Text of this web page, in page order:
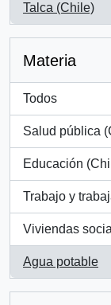
Talca (Chile)
, 1 resultados
Materia
Todos
Salud pública
, 1 resultados
Educación
, 1 resultados
Trabajo y
, 1 resultados
Viviendas
, 1 resultados
Agua potable
, 1 resultados